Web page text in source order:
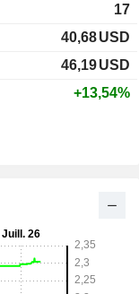
17
40,68USD
46,19USD
+13,54%